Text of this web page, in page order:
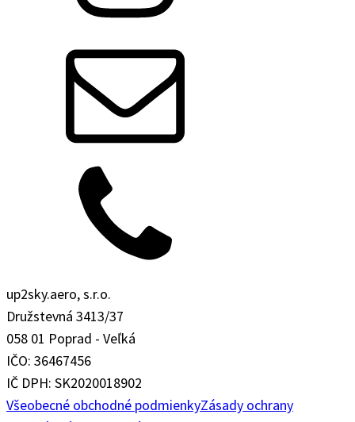
up2sky.aero, s.r.o.
Družstevná 3413/37
058 01 Poprad - Veľká
IČO: 36467456
IČ DPH: SK2020018902
Všeobecné obchodné podmienkyZásady ochrany